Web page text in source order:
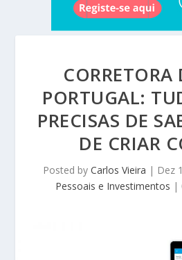
CORRETORA
PORTUGAL:
PRECISAS DE
DE CRIAR
Posted by Carlos Vieira | Dez
Pessoais e Investimentos |